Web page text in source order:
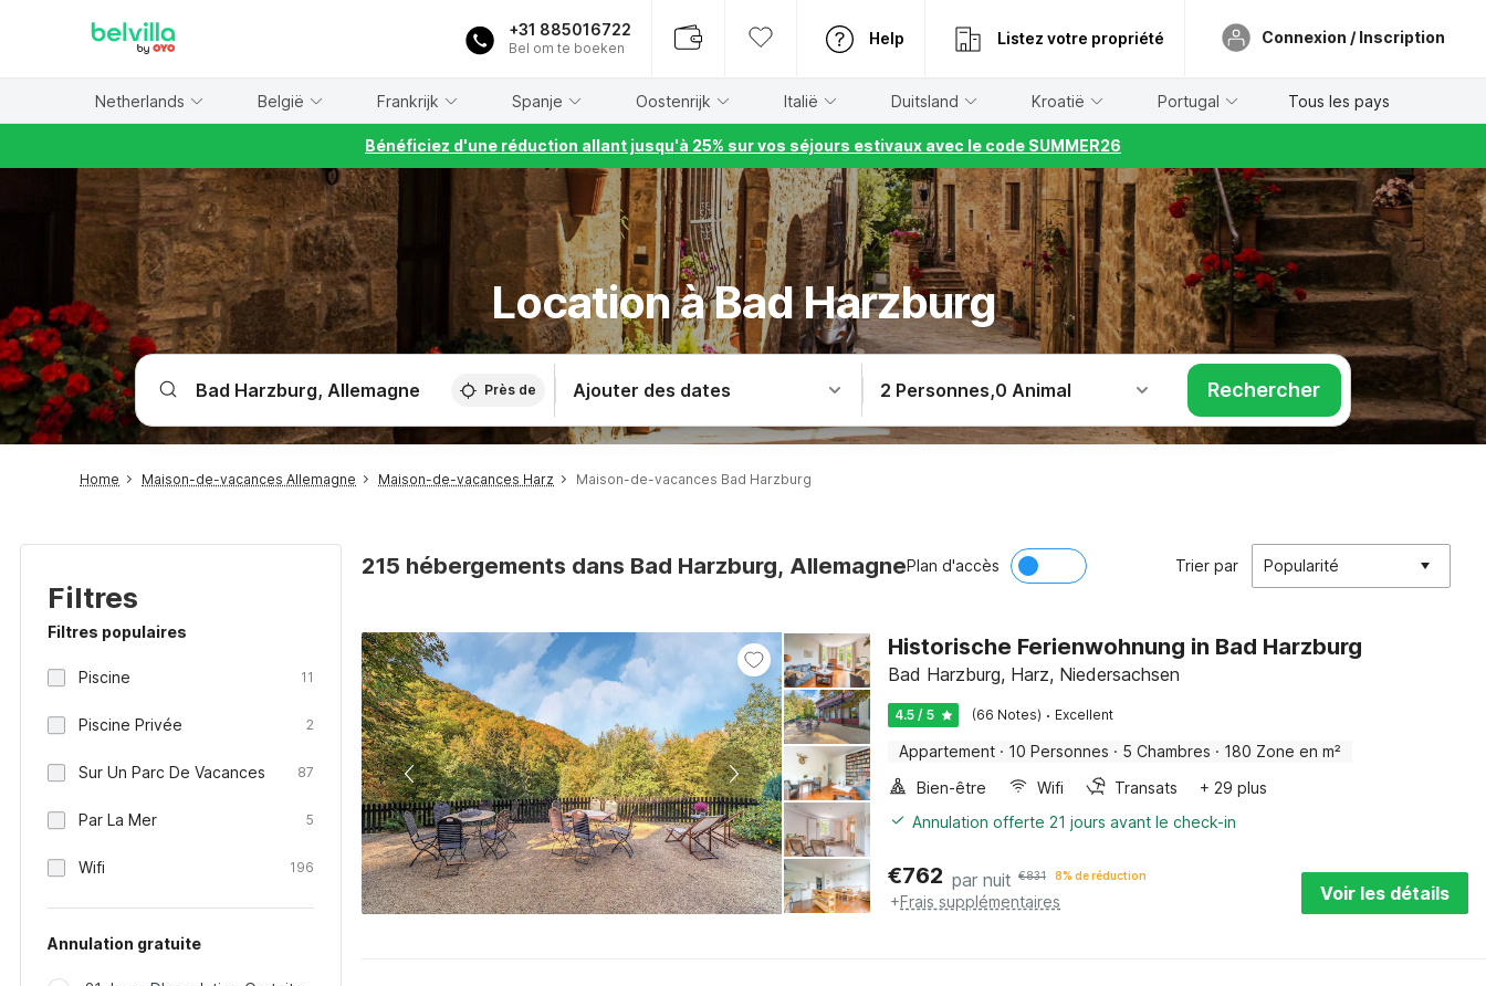
+31 885016722
Bel om te boeken
Help Listez votre propriété Connexion / Inscription
Netherlands België Frankrijk Spanje Oostenrijk Italië Duitsland Kroatië Portugal Tous les pays
Bénéficiez d'une réduction allant jusqu'à 25% sur vos séjours estivaux avec le code SUMMER26
Location à Bad Harzburg
Près de Ajouter des dates 2 Personnes,0 Animal Rechercher
Home Maison-de-vacances Allemagne Maison-de-vacances Harz Maison-de-vacances Bad Harzburg
Filtres
Filtres populaires
Piscine 11
Piscine Privée 2
Sur Un Parc De Vacances 87
Par La Mer 5
Wifi 196
Annulation gratuite
215 hébergements dans Bad Harzburg, AllemagnePlan d'accès Trier par Popularité
Historische Ferienwohnung in Bad Harzburg
Bad Harzburg, Harz, Niedersachsen
4.5 / 5 (66 Notes) · Excellent
Appartement · 10 Personnes · 5 Chambres · 180 Zone en m²
Bien-être
Wifi Transats
+ 29 plus
Annulation offerte 21 jours avant le check-in
€762 par nuit €831 8% de réduction
+Frais supplémentaires Voir les détails